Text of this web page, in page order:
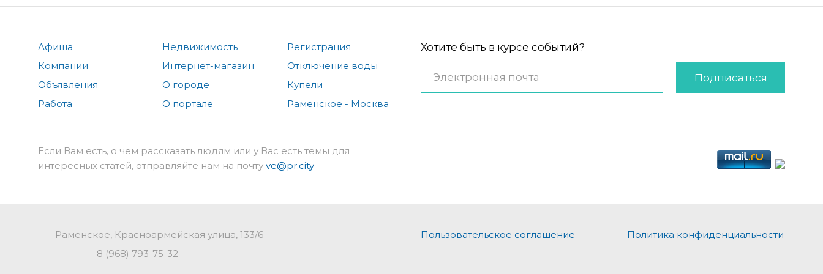
Афиша
Компании
Объявления
Работа
Недвижимость
Интернет-магазин
О городе
О портале
Регистрация
Отключение воды
Купели
Раменское - Москва
Хотите быть в курсе событий?
Подписаться
Если Вам есть, о чем рассказать людям или у Вас есть темы для
интересных статей, отправляйте нам на почту ve@pr.city
Раменское, Красноармейская улица, 133/6
8 (968) 793-75-32
Пользовательское соглашение Политика конфиденциальности